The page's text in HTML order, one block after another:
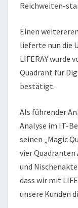
Reichweiten-
Einen
lieferte nun die
LIFERAY wurde
Quadrant für
bestätigt.
Als führender
Analyse im IT-
seinen „Magic
vier Quadranten
und
dass wir mit
unsere Kunden